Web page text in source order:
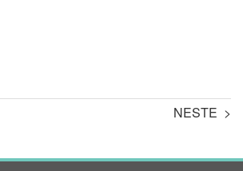
NESTE >